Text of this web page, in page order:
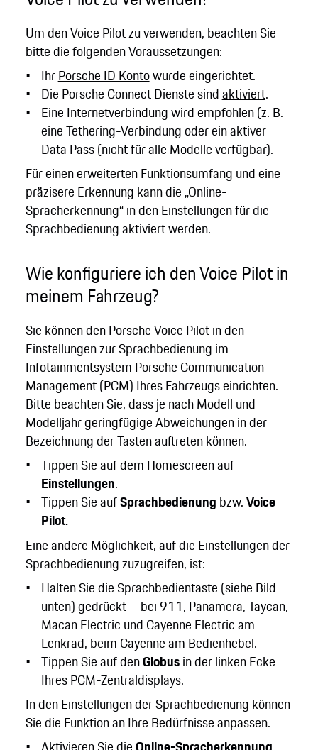
Um den Voice Pilot zu verwenden, beachten Sie
bitte die folgenden Voraussetzungen:
IhrPorsche ID Kontowurde eingerichtet.
Die Porsche Connect Dienste sindaktiviert.
Eine Internetverbindung wird empfohlen (z. B.
eine Tethering-Verbindung oder ein aktiver
Data Pass(nicht für alle Modelle verfügbar).
Für einen erweiterten Funktionsumfang und eine
präzisere Erkennung kann die „Online-
Spracherkennung“ in den Einstellungen für die
Sprachbedienung aktiviert werden.
Wie konfiguriere ich den Voice Pilot in
meinem Fahrzeug?
Sie können den Porsche Voice Pilot in den
Einstellungen zur Sprachbedienung im
Infotainmentsystem Porsche Communication
Management (PCM) Ihres Fahrzeugs einrichten.
Bitte beachten Sie, dass je nach Modell und
Modelljahr geringfügige Abweichungen in der
Bezeichnung der Tasten auftreten können.
Tippen Sie auf dem Homescreen auf
Einstellungen.
Tippen Sie aufSprachbedienung bzw.Voice
Pilot.
Eine andere Möglichkeit, auf die Einstellungen der
Sprachbedienung zuzugreifen, ist:
Halten Sie die Sprachbedientaste (siehe Bild
unten) gedrückt – bei 911, Panamera, Taycan,
Macan Electric und Cayenne Electric am
Lenkrad, beim Cayenne am Bedienhebel.
Tippen Sie auf denGlobusin der linken Ecke
Ihres PCM-Zentraldisplays.
In den Einstellungen der Sprachbedienung können
Sie die Funktion an Ihre Bedürfnisse anpassen.